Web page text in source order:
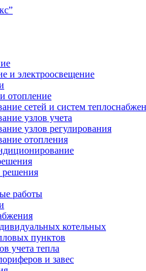
и электроосвещение
отопление
сетей и систем
узлов учета
узлов регулирования
отопления
решения
работы
котельных
пунктов
учета тепла
и завес